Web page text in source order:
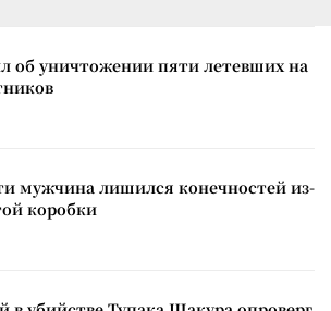
об уничтожении пяти летевших на
мужчина лишился конечностей из-
коробки